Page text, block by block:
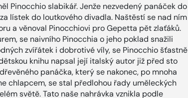
Pinocchio slabikář. Jenže nezvedený panáček do
lístek do loutkového divadla. Naštěstí se nad ním
a věnoval Pinocchiovi pro Gepetta pět zlaťáků.
se naivního Pinocchia o jeho poklad snažili
zvířátek i dobrotivé víly, se Pinocchio šťastně
knihu napsal její italský autor již před sto
panáčka, který se nakonec, po mnoha
chlapcem, se stal předlohou řady uměleckých
světě. Tato naše nahrávka vznikla podle